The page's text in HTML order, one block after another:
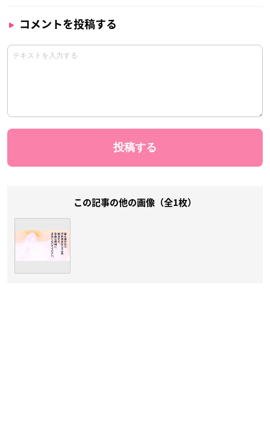
コメントを投稿する
この記事の他の画像（全1枚）